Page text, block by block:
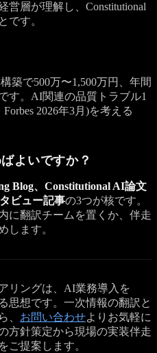
営層が理解し、Constitutional
です。
築で500万〜1,500万円、年間
す。AI関連の品質トラブル1
2026年3月)を考える
よいですか？
Blog、Constitutional AI論文
ビュー記事の3つが核です。
に翻訳チームを置くか、伴走
します。
リングは、AI業務導入を
思想です。一次情報の翻訳と
、 お問い合わせよりお気軽に
方針策定から現場の実装伴走
ご提案します。